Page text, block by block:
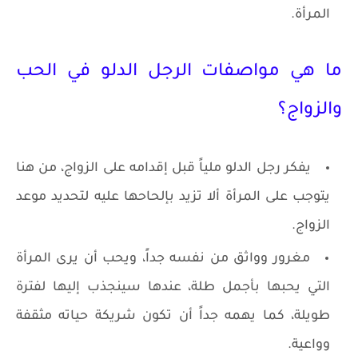
المرأة.
ما هي مواصفات الرجل الدلو في الحب
والزواج؟
يفكر رجل الدلو ملياً قبل إقدامه على الزواج، من هنا
يتوجب على المرأة ألا تزيد بإلحاحها عليه لتحديد موعد
الزواج.
مغرور وواثق من نفسه جداً، ويحب أن يرى المرأة
التي يحبها بأجمل طلة، عندها سينجذب إليها لفترة
طويلة، كما يهمه جداً أن تكون شريكة حياته مثقفة
وواعية.